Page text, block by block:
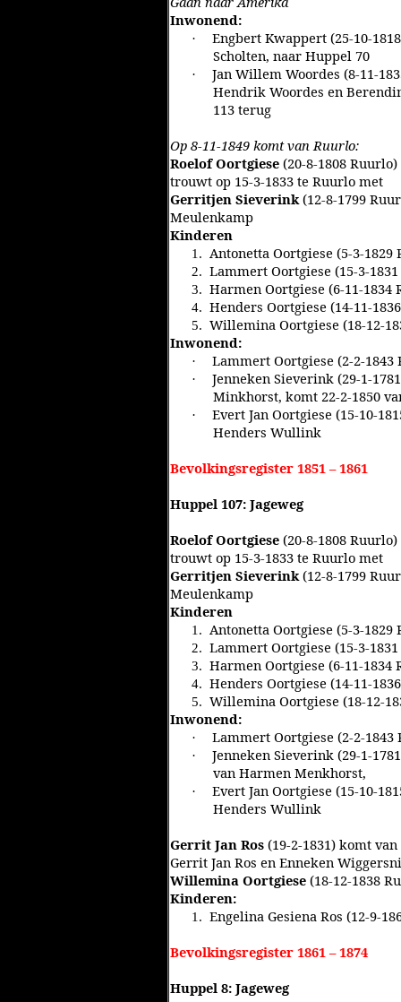
Inwonend:
·
Engbert Kwappert (25-10-
Scholten, naar Huppel 70
·
Jan Willem Woordes (8-11-
Hendrik Woordes en
113 terug
Op 8-11-1849 komt van Ruurlo:
Roelof Oortgiese (20-8-1808
trouwt op 15-3-1833 te Ruurlo met
Gerritjen Sieverink(12-8-1799
Meulenkamp
Kinderen
1. Antonetta Oortgiese (5-3-
2. Lammert Oortgiese (15-3-
3. Harmen Oortgiese (6-11-1834
4. Henders Oortgiese (14-11-
5. Willemina Oortgiese (18-12-
Inwonend:
· Lammert Oortgiese (2-2-
·
Jenneken Sieverink (29-1-
Minkhorst, komt 22-2-1850
·
Evert Jan Oortgiese (15-10-
Henders Wullink
Bevolkingsregister 1851 – 1861
Huppel 107: Jageweg
Roelof Oortgiese (20-8-1808
trouwt op 15-3-1833 te Ruurlo met
Gerritjen Sieverink(12-8-1799
Meulenkamp
Kinderen
1. Antonetta Oortgiese (5-3-
2. Lammert Oortgiese (15-3-
3. Harmen Oortgiese (6-11-1834
4. Henders Oortgiese (14-11-
5. Willemina Oortgiese (18-12-
Inwonend:
· Lammert Oortgiese (2-2-
·
Jenneken Sieverink (29-1-
van Harmen Menkhorst,
·
Evert Jan Oortgiese (15-10-
Henders Wullink
Gerrit Jan Ros (19-2-1831) komt
Gerrit Jan Ros en Enneken
Willemina Oortgiese (18-12-1838
Kinderen:
1. Engelina Gesiena Ros (12-9-
Bevolkingsregister 1861 – 1874
Huppel 8: Jageweg